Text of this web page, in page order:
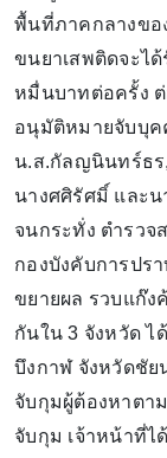
พื้นที่ภาคกลางขอ
ขนยาเสพติดจะได้
หมื่นบาทต่อครั้ง ต่
อนุมัติหมายจับบุค
น.ส.กัลญนินทร์ธ
นางศศิรัศมิ์ และน
จนกระทั่ง ตำรวจ
กองบังคับการปร
ขยายผล รวบแก๊ง
กันใน 3 จังหวัด ไ
บึงกาฬ จังหวัดชัย
จับกุมผู้ต้องหาตา
จับกุม เจ้าหน้าที่ไ